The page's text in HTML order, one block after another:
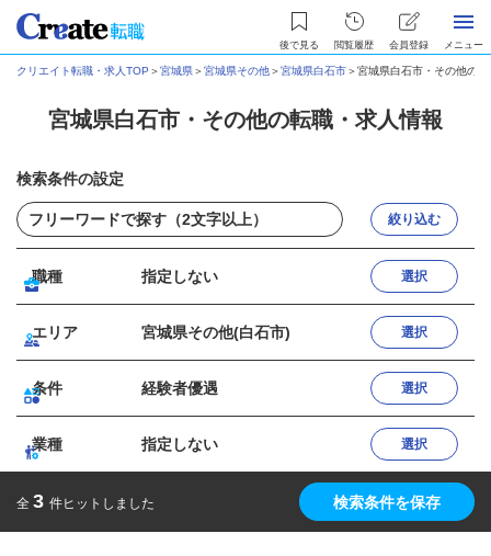
後で見る 閲覧履歴 会員登録 メニュー
クリエイト転職・求人TOP ＞宮城県＞宮城県その他＞宮城県白石市＞宮城県白石市・その他の
宮城県白石市・その他の転職・求人情報
検索条件の設定
絞り込む
職種 指定しない 選択
エリア 宮城県その他(白石市) 選択
条件 経験者優遇 選択
業種 指定しない 選択
全 3 件ヒットしました 検索条件を保存